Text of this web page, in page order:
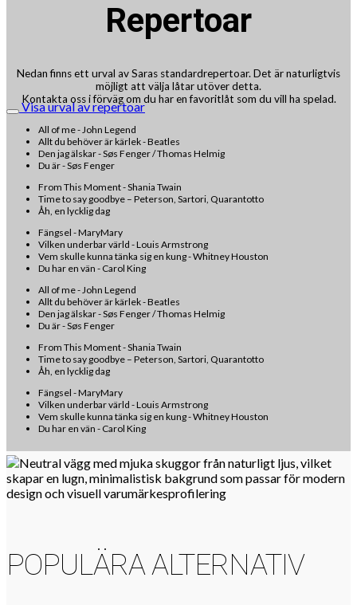
Repertoar
Nedan finns ett urval av Saras standardrepertoar. Det är naturligtvis
möjligt att välja låtar utöver detta.
Kontakta oss i förväg om du har en favoritlåt som du vill ha spelad.
Visa urval av repertoar
All of me - John Legend
Allt du behöver är kärlek - Beatles
Den jag älskar - Søs Fenger / Thomas Helmig
Du är - Søs Fenger
From This Moment - Shania Twain
Time to say goodbye – Peterson, Sartori, Quarantotto
Åh, en lycklig dag
Fängsel - MaryMary
Vilken underbar värld - Louis Armstrong
Vem skulle kunna tänka sig en kung - Whitney Houston
Du har en vän - Carol King
All of me - John Legend
Allt du behöver är kärlek - Beatles
Den jag älskar - Søs Fenger / Thomas Helmig
Du är - Søs Fenger
From This Moment - Shania Twain
Time to say goodbye – Peterson, Sartori, Quarantotto
Åh, en lycklig dag
Fängsel - MaryMary
Vilken underbar värld - Louis Armstrong
Vem skulle kunna tänka sig en kung - Whitney Houston
Du har en vän - Carol King
POPULÄRA ALTERNATIV